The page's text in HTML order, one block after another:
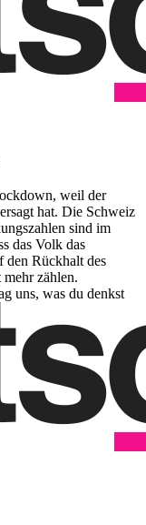
weil der
hat. Die Schweiz
sind im
das Volk das
den Rückhalt des
zählen.
uns, was du denkst